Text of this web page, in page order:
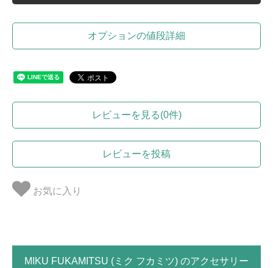
オプションの値段詳細
レビューを見る(0件)
レビューを投稿
お気に入り
MIKU FUKAMITSU (ミク フカミツ) のアクセサリー